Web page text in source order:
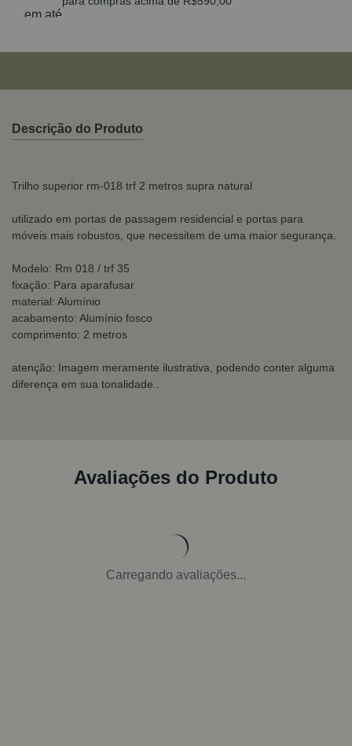
Descrição do Produto
Trilho superior rm-018 trf 2 metros supra natural
utilizado em portas de passagem residencial e portas para
móveis mais robustos, que necessitem de uma maior segurança.
Modelo: Rm 018 / trf 35
fixação: Para aparafusar
material: Alumínio
acabamento: Alumínio fosco
comprimento: 2 metros
atenção: Imagem meramente ilustrativa, podendo conter alguma
diferença em sua tonalidade..
Avaliações do Produto
Carregando avaliações...